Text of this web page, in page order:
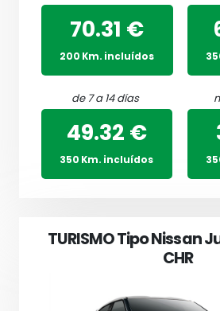
70.31 €
200 Km. incluídos
de 7 a 14 días
49.32 €
350 Km. incluídos
TURISMO Tipo Nissan
CHR